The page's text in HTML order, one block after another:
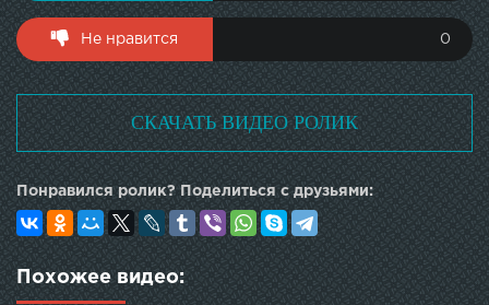
Не нравится 0
СКАЧАТЬ ВИДЕО РОЛИК
Понравился ролик? Поделиться с друзьями:
Похожее видео: